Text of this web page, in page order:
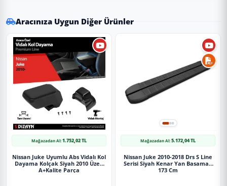
✔ Malzeme:Dayanıklı ve uzun ömürlü malzeme.
Uygulama
Aracınızın ölçülerine uygundur. Montaj işlemi el
yatkınlığı gerektirebilir.
Paket İçeriği
Aracınıza Uygun Diğer Ürünler
Mağazadan Al:1.752,02 TL
Nissan Juke Uyumlu Abs Vidalı Kol
Dayama Kolçak Siyah 2010 Üzeri
A+Kalite Parça
Mağazadan Al:5.172,04 TL
Nissan Juke 2010-2018 Drs S Line
Serisi Siyah Kenar Yan Basamak
173 Cm